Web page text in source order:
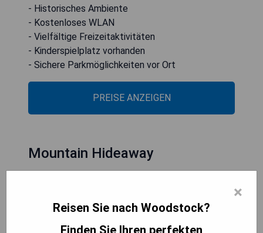
- Historisches Ambiente
- Kostenloses WLAN
- Vielfältige Freizeitaktivitäten
- Kinderspielplatz vorhanden
- Sichere Parkmöglichkeiten vor Ort
PREISE ANZEIGEN
Mountain Hideaway
×
Reisen Sie nach Woodstock?
Finden Sie Ihren perfekten